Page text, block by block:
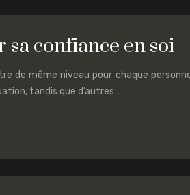
confiance en soi
de même niveau pour chaque
tandis que d’autres…